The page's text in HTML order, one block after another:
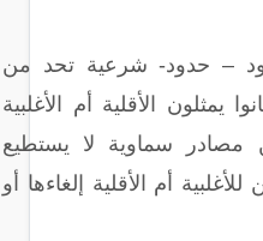
– حدود- شرعية تحد من
يمثلون الأقلية أم الأغلبية
سماوية لا يستطيع
أم الأقلية إلغاءها أو